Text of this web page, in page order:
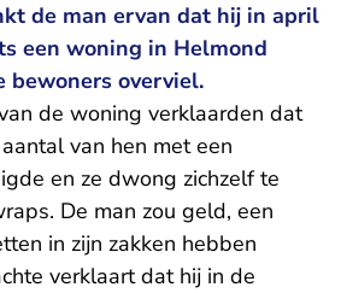
de man ervan dat hij in april
een woning in Helmond
bewoners overviel.
de woning verklaarden dat
van hen met een
en ze dwong zichzelf te
De man zou geld, een
in zijn zakken hebben
verklaart dat hij in de